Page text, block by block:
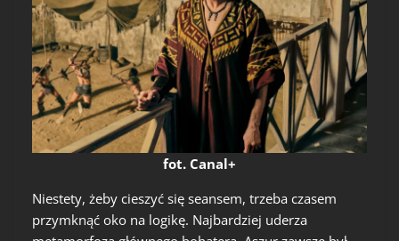
fot. Canal+
Niestety, żeby cieszyć się seansem, trzeba czasem
przymknąć oko na logikę. Najbardziej uderza